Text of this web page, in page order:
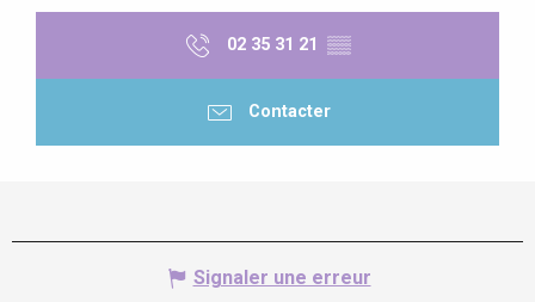
02 35 31 21 ▒▒
Contacter
Signaler une erreur